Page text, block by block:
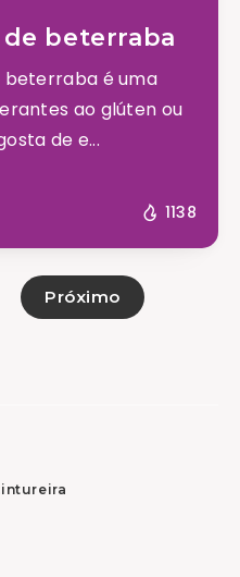
de beterraba
beterraba é uma
ao glúten ou
de e...
1138
Próximo